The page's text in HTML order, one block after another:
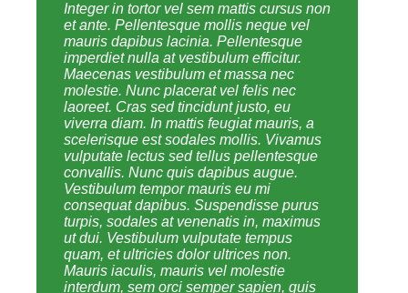
Integer in tortor vel sem mattis cursus non
et ante. Pellentesque mollis neque vel
mauris dapibus lacinia. Pellentesque
imperdiet nulla at vestibulum efficitur.
Maecenas vestibulum et massa nec
molestie. Nunc placerat vel felis nec
laoreet. Cras sed tincidunt justo, eu
viverra diam. In mattis feugiat mauris, a
scelerisque est sodales mollis. Vivamus
vulputate lectus sed tellus pellentesque
convallis. Nunc quis dapibus augue.
Vestibulum tempor mauris eu mi
consequat dapibus. Suspendisse purus
turpis, sodales at venenatis in, maximus
ut dui. Vestibulum vulputate tempus
quam, et ultricies dolor ultrices non.
Mauris iaculis, mauris vel molestie
interdum, sem orci semper sapien, quis